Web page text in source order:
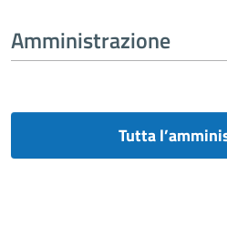
Amministrazione
Tutta